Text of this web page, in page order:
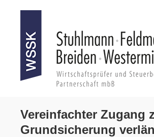
Vereinfachter Zugang
Grundsicherung